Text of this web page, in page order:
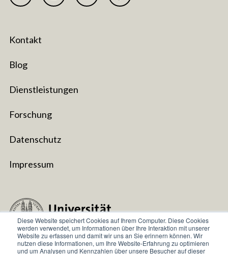
Diese Website speichert Cookies auf Ihrem Computer. Diese Cookies
werden verwendet, um Informationen über Ihre Interaktion mit unserer
Website zu erfassen und damit wir uns an Sie erinnern können. Wir
nutzen diese Informationen, um Ihre Website-Erfahrung zu optimieren
und um Analysen und Kennzahlen über unsere Besucher auf dieser
Kontakt
Blog
Dienstleistungen
Forschung
Datenschutz
Impressum